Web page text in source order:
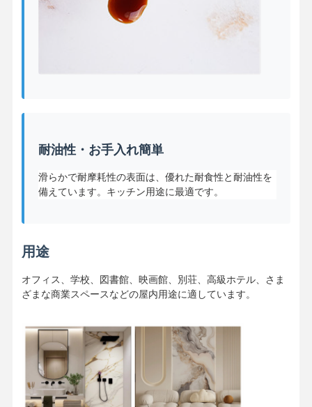
耐油性・お手入れ簡単
滑らかで耐摩耗性の表面は、優れた耐食性と耐油性を
備えています。キッチン用途に最適です。
用途
オフィス、学校、図書館、映画館、別荘、高級ホテル、さま
ざまな商業スペースなどの屋内用途に適しています。